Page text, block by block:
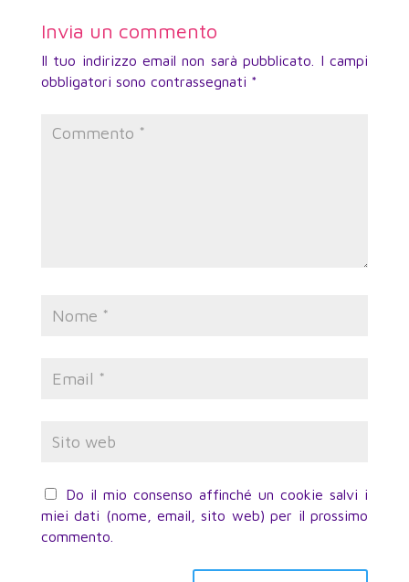
Invia un commento
Il tuo indirizzo email non sarà pubblicato.
I campi
obbligatori sono contrassegnati *
Do il mio consenso affinché un cookie salvi i
miei dati (nome, email, sito web) per il prossimo
commento.